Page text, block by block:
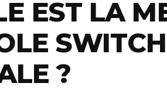
EST LA
?